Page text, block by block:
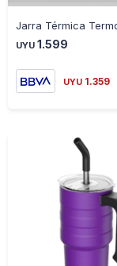
UYU 1.599
UYU 1.359
-